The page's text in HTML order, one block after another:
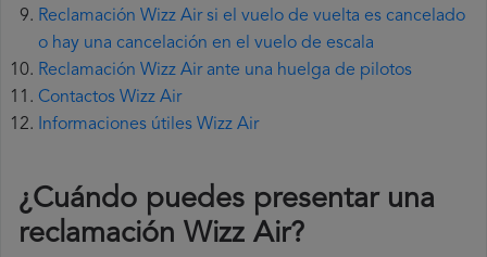
Reclamación Wizz Air si el vuelo de vuelta es cancelado
o hay una cancelación en el vuelo de escala
Reclamación Wizz Air ante una huelga de pilotos
Contactos Wizz Air
Informaciones útiles Wizz Air
¿Cuándo puedes presentar una
reclamación Wizz Air?